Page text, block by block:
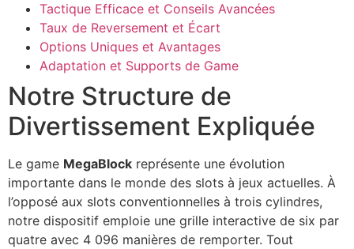
Tactique Efficace et Conseils Avancées
Taux de Reversement et Écart
Options Uniques et Avantages
Adaptation et Supports de Game
Notre Structure de
Divertissement Expliquée
Le game MegaBlock représente une évolution
importante dans le monde des slots à jeux actuelles. À
l’opposé aux slots conventionnelles à trois cylindres,
notre dispositif emploie une grille interactive de six par
quatre avec 4 096 manières de remporter. Tout